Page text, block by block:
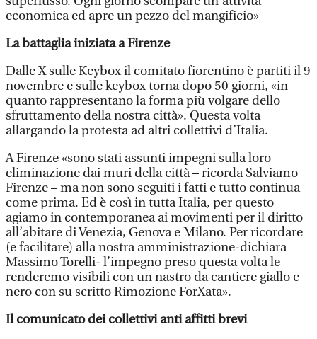
economica ed apre un pezzo del mangificio»
La battaglia iniziata a Firenze
Dalle X sulle Keybox il comitato fiorentino è partiti il 9
novembre e sulle keybox torna dopo 50 giorni, «in
quanto rappresentano la forma più volgare dello
sfruttamento della nostra città». Questa volta
allargando la protesta ad altri collettivi d’Italia.
A Firenze «sono stati assunti impegni sulla loro
eliminazione dai muri della città – ricorda Salviamo
Firenze – ma non sono seguiti i fatti e tutto continua
come prima. Ed è così in tutta Italia, per questo
agiamo in contemporanea ai movimenti per il diritto
all’abitare di Venezia, Genova e Milano. Per ricordare
(e facilitare) alla nostra amministrazione-dichiara
Massimo Torelli- l’impegno preso questa volta le
renderemo visibili con un nastro da cantiere giallo e
nero con su scritto Rimozione ForXata».
Il comunicato dei collettivi anti affitti brevi